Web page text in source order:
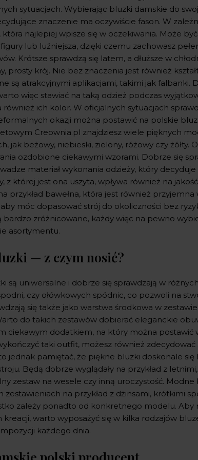
sytuacjach. Wybierając bluzki damskie do
znaczenie ma oczywiście fason. W
która najlepiej wpisze się w oczekiwania. Może
lub luźniejsza, dzięki czemu zachowasz
Krótsze sprawdzą się latem, a dłuższe w
prosty krój. Nie bez znaczenia jest również
są atrakcyjnymi aplikacjami, takimi jak
więc stawiać na taką odzież podczas
również ich kolor. W oficjalnych sytuacjach
okazji można postawić na polskie
Creownia.pl znajdziesz wiele pięknych
jak beżowy, niebieski, zielony, różowy czy żółty.
ozdobione ciekawymi wzorami. Dobrze się
materiał wykonania odzieży, który
z której jest ona uszyta, wpływa również na
przykład bawełna, która jest również
móc dopasować strój do okoliczności bez
bardzo zróżnicowane, każdy więc na pewno
asortymentu.
— z czym nosić?
są uniwersalne i dobrze się sprawdzają w
czy ołówkowych spódnic, co pozwoli na
się także jako warstwa środkowa w
do takich zestawów dobierać eleganckie
ciekawym dodatkiem, na który można postawić
taki outfit, możesz również
jednak pamiętać, że piękne bluzki doskonale
Będą dobrze wyglądały na przykład z
zestaw na wesele czy inną uroczystość.
zestawieniach na przykład z dżinsami, krótkimi
zależy ponadto od konkretnego modelu. Aby
kreacji, warto wyposażyć się w kilka rodzajów
każdego dnia.